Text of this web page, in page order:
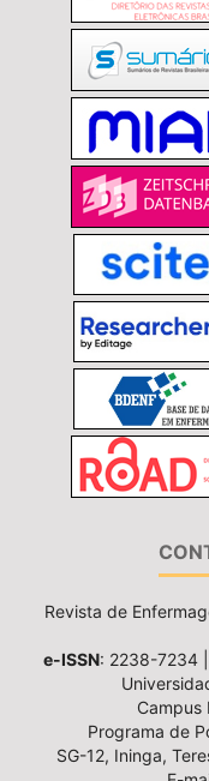
Revista de
e-ISSN: 2238-7234 |
Campus
Programa de
SG-12, Ininga,